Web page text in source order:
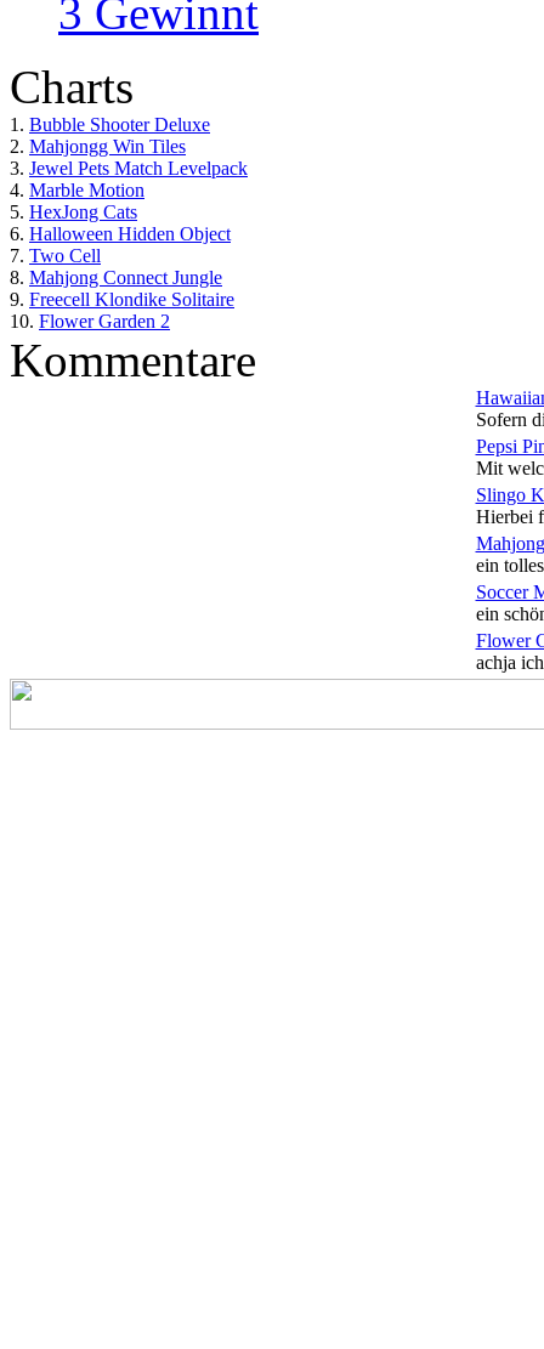
3 Gewinnt
Charts
1. Bubble Shooter Deluxe
2. Mahjongg Win Tiles
3. Jewel Pets Match Levelpack
4. Marble Motion
5. HexJong Cats
6. Halloween Hidden Object
7. Two Cell
8. Mahjong Connect Jungle
9. Freecell Klondike Solitaire
10. Flower Garden 2
Kommentare
Sofern
Pepsi
Mit
Slingo
Hierbei
ein
Soccer
ein
Flower
achja